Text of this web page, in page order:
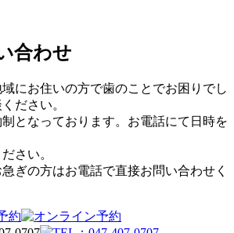
合わせ
にお住いの方で歯のことでお困りでし
ださい。
となっております。お電話にて日時を
さい。
ぎの方はお電話で直接お問い合わせく